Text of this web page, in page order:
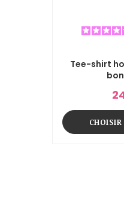
Tee-shirt